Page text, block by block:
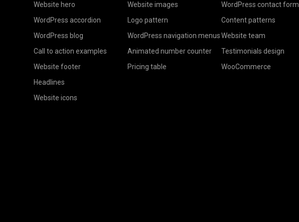
Website hero
WordPress accordion
WordPress blog
Call to action examples
Website footer
Headlines
Website icons
Website images
Logo pattern
WordPress navigation menus
Animated number counter
Pricing table
WordPress contact form
Content patterns
Website team
Testimonials design
WooCommerce